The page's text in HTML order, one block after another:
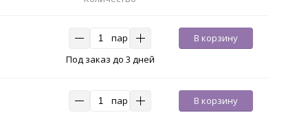
пар
В корзину
Под заказ до 3 дней
пар
В корзину